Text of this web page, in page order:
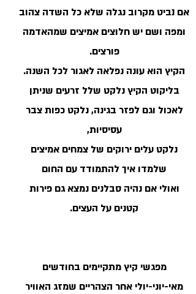
אם נביט מקרוב נגלה שלא כל השדה צהוב
ומפה ושם יש חלוצים אמיצים שמהאדמה
פורצים.
הקיץ הוא עונה נפלאה לאגור לכל השנה.
בליקוט הקיץ נלקט שלל זרעים שניתן
לאכול וגם לפזר בגינה, נלקט כפות צבר
עסיסיות,
נלקט עלים ירוקים של צמחים אמיצים
שלמדו איך להתמודד עם החום
ואולי אם נהיה סבלנים נמצא גם פירות
קטנים על העצים.
מפגשי קיץ מתקיימים בחודשים
מאי-יוני-יולי אחר הצהריים שמזג האוויר